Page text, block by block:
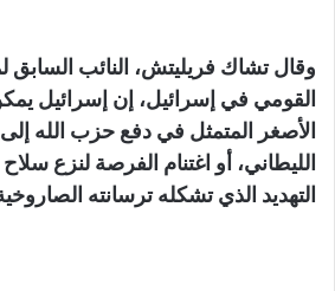
وقال تشاك فريليتش، النائب السابق
القومي في إسرائيل، إن إسرائيل
الأصغر المتمثل في دفع حزب الله إلى
الليطاني، أو اغتنام الفرصة لنزع
التهديد الذي تشكله ترسانته